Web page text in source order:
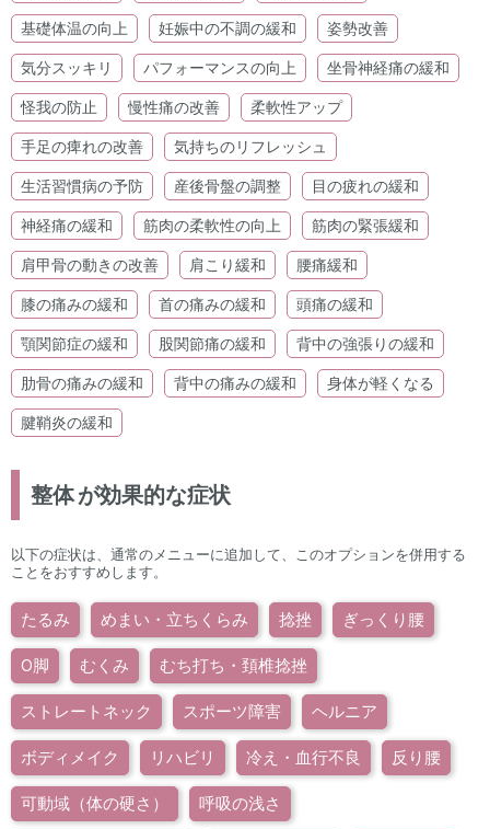
基礎体温の向上 妊娠中の不調の緩和 姿勢改善
気分スッキリ パフォーマンスの向上 坐骨神経痛の緩和
怪我の防止 慢性痛の改善 柔軟性アップ
手足の痺れの改善 気持ちのリフレッシュ
生活習慣病の予防 産後骨盤の調整 目の疲れの緩和
神経痛の緩和 筋肉の柔軟性の向上 筋肉の緊張緩和
肩甲骨の動きの改善 肩こり緩和 腰痛緩和
膝の痛みの緩和 首の痛みの緩和 頭痛の緩和
顎関節症の緩和 股関節痛の緩和 背中の強張りの緩和
肋骨の痛みの緩和 背中の痛みの緩和 身体が軽くなる
腱鞘炎の緩和
整体が効果的な症状
以下の症状は、通常のメニューに追加して、このオプションを併用する
ことをおすすめします。
たるみ めまい・立ちくらみ 捻挫 ぎっくり腰
O脚 むくみ むち打ち・頚椎捻挫
ストレートネック スポーツ障害 ヘルニア
ボディメイク リハビリ 冷え・血行不良 反り腰
可動域（体の硬さ） 呼吸の浅さ